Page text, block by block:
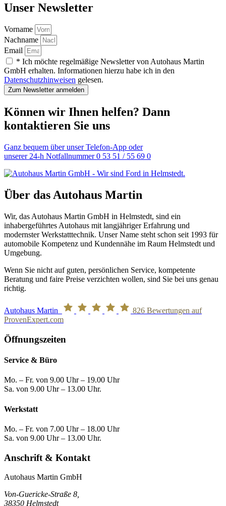
Unser Newsletter
Vorname
Nachname
Email
* Ich möchte regelmäßige Newsletter von Autohaus Martin
GmbH erhalten. Informationen hierzu habe ich in den
Datenschutzhinweisen gelesen.
Zum Newsletter anmelden
Können wir Ihnen helfen? Dann
kontaktieren Sie uns
Ganz bequem über unser Telefon-App oder
unserer 24-h Notfallnummer 0 53 51 / 55 69 0
Über das Autohaus Martin
Wir, das Autohaus Martin GmbH in Helmstedt, sind ein
inhabergeführtes Autohaus mit langjähriger Erfahrung und
modernster Werkstatttechnik. Unser Name steht schon seit 1993 für
automobile Kompetenz und Kundennähe im Raum Helmstedt und
Umgebung.
Wenn Sie nicht auf guten, persönlichen Service, kompetente
Beratung und faire Preise verzichten wollen, sind Sie bei uns genau
richtig.
Autohaus Martin 826 Bewertungen auf
ProvenExpert.com
Öffnungszeiten
Service & Büro
Mo. – Fr. von 9.00 Uhr – 19.00 Uhr
Sa. von 9.00 Uhr – 13.00 Uhr.
Werkstatt
Mo. – Fr. von 7.00 Uhr – 18.00 Uhr
Sa. von 9.00 Uhr – 13.00 Uhr.
Anschrift & Kontakt
Autohaus Martin GmbH
Von-Guericke-Straße 8,
38350 Helmstedt